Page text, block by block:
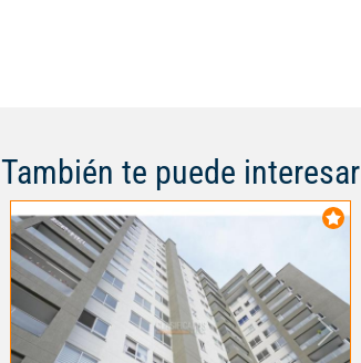
También te puede interesar